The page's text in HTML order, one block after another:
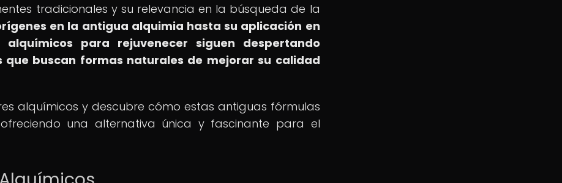
tradicionales y su relevancia en la búsqueda de la
en la antigua alquimia hasta su aplicación en
para rejuvenecer siguen despertando
que buscan formas naturales de mejorar su calidad
alquímicos y descubre cómo estas antiguas fórmulas
una alternativa única y fascinante para el